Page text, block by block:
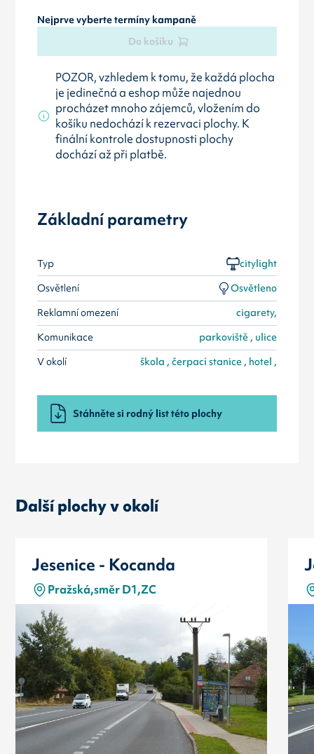
Nejprve vyberte termíny kampaně
Do košíku
POZOR, vzhledem k tomu, že každá plocha
je jedinečná a eshop může najednou
procházet mnoho zájemců, vložením do
košíku nedochází k rezervaci plochy. K
finální kontrole dostupnosti plochy
dochází až při platbě.
Základní parametry
Typ
citylight
Osvětlení
Osvětleno
Reklamní omezení
cigarety,
Komunikace
parkoviště , ulice
V okolí
škola , čerpací stanice , hotel ,
Stáhněte si rodný list této plochy
Další plochy v okolí
Jesenice - Kocanda
Pražská,směr D1,ZC